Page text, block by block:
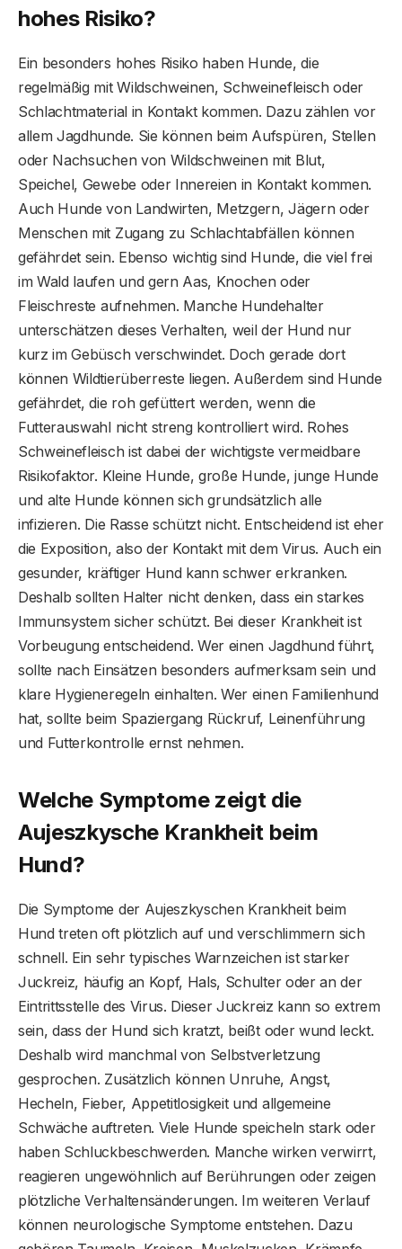
hohes Risiko?
Ein besonders hohes Risiko haben Hunde, die
regelmäßig mit Wildschweinen, Schweinefleisch oder
Schlachtmaterial in Kontakt kommen. Dazu zählen vor
allem Jagdhunde. Sie können beim Aufspüren, Stellen
oder Nachsuchen von Wildschweinen mit Blut,
Speichel, Gewebe oder Innereien in Kontakt kommen.
Auch Hunde von Landwirten, Metzgern, Jägern oder
Menschen mit Zugang zu Schlachtabfällen können
gefährdet sein. Ebenso wichtig sind Hunde, die viel frei
im Wald laufen und gern Aas, Knochen oder
Fleischreste aufnehmen. Manche Hundehalter
unterschätzen dieses Verhalten, weil der Hund nur
kurz im Gebüsch verschwindet. Doch gerade dort
können Wildtierüberreste liegen. Außerdem sind Hunde
gefährdet, die roh gefüttert werden, wenn die
Futterauswahl nicht streng kontrolliert wird. Rohes
Schweinefleisch ist dabei der wichtigste vermeidbare
Risikofaktor. Kleine Hunde, große Hunde, junge Hunde
und alte Hunde können sich grundsätzlich alle
infizieren. Die Rasse schützt nicht. Entscheidend ist eher
die Exposition, also der Kontakt mit dem Virus. Auch ein
gesunder, kräftiger Hund kann schwer erkranken.
Deshalb sollten Halter nicht denken, dass ein starkes
Immunsystem sicher schützt. Bei dieser Krankheit ist
Vorbeugung entscheidend. Wer einen Jagdhund führt,
sollte nach Einsätzen besonders aufmerksam sein und
klare Hygieneregeln einhalten. Wer einen Familienhund
hat, sollte beim Spaziergang Rückruf, Leinenführung
und Futterkontrolle ernst nehmen.
Welche Symptome zeigt die
Aujeszkysche Krankheit beim
Hund?
Die Symptome der Aujeszkyschen Krankheit beim
Hund treten oft plötzlich auf und verschlimmern sich
schnell. Ein sehr typisches Warnzeichen ist starker
Juckreiz, häufig an Kopf, Hals, Schulter oder an der
Eintrittsstelle des Virus. Dieser Juckreiz kann so extrem
sein, dass der Hund sich kratzt, beißt oder wund leckt.
Deshalb wird manchmal von Selbstverletzung
gesprochen. Zusätzlich können Unruhe, Angst,
Hecheln, Fieber, Appetitlosigkeit und allgemeine
Schwäche auftreten. Viele Hunde speicheln stark oder
haben Schluckbeschwerden. Manche wirken verwirrt,
reagieren ungewöhnlich auf Berührungen oder zeigen
plötzliche Verhaltensänderungen. Im weiteren Verlauf
können neurologische Symptome entstehen. Dazu